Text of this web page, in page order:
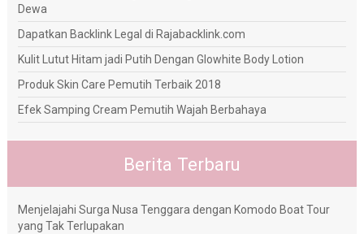
Dewa
Dapatkan Backlink Legal di Rajabacklink.com
Kulit Lutut Hitam jadi Putih Dengan Glowhite Body Lotion
Produk Skin Care Pemutih Terbaik 2018
Efek Samping Cream Pemutih Wajah Berbahaya
Berita Terbaru
Menjelajahi Surga Nusa Tenggara dengan Komodo Boat Tour
yang Tak Terlupakan